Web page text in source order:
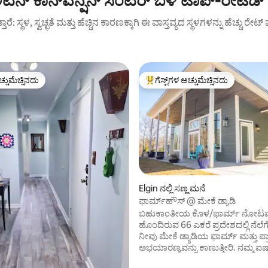
ಸ್ಥಳ, ಸ್ವಚ್ಛತೆ ಮತ್ತು ಹೆಚ್ಚಿನ ಕಾರಣಕ್ಕಾಗಿ ಈ ವಾಸ್ತವ್ಯದ ಸ್ಥಳಗಳನ್ನು ಹೆಚ್ಚು
145 ವಿಮರ್ಶೆಗಳು
ಗೆಸ್ಟ್‌ಗಳಿಗೆ ಅತಿ ಹೆಚ್ಚು ಅಚ್ಚುಮೆಚ್ಚಿನದು
ಗೆಸ್ಟ್‌ಗಳ ಅಚ್ಚುಮೆಚ್ಚಿನದು
Elgin ನಲ್ಲಿ ಸಣ್ಣ ಮನೆ
ಫಾರ್ಮ್‌ಹೌಸ್ @ ಮೇಕೆ ಡ್ಯಾಡಿ
ಬಹುಕಾಂತೀಯ ಕೊಳ/ಫಾರ್ಮ್
ಹೊಂದಿರುವ 66 ಎಕರೆ ಪ್ರದೇಶದಲ್ಲಿ
ನೀವು ಮೇಕೆ ಡ್ಯಾಡಿಯ ಫಾರ್ಮ್ ಮತ್ತು
ಅಭಯಾರಣ್ಯವನ್ನು ಕಾಣುತ್ತೀರಿ. ನಮ್ಮ ಐಷಾರಾಮಿ ಸಣ್ಣ